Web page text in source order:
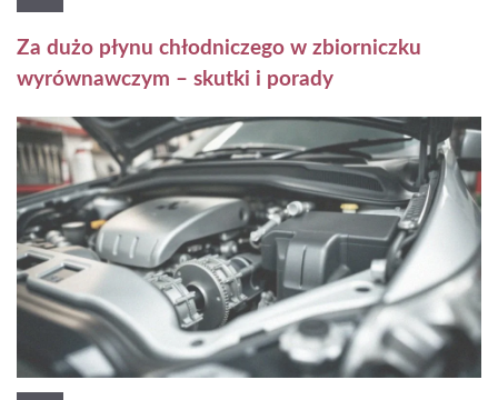
Za dużo płynu chłodniczego w zbiorniczku
wyrównawczym – skutki i porady